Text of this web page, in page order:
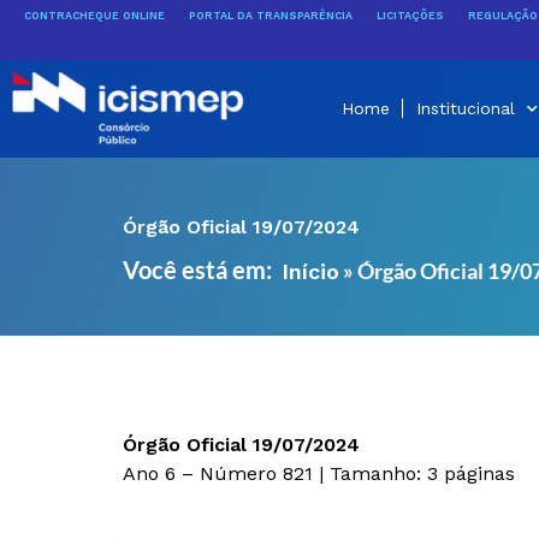
conteúdo
CONTRACHEQUE ONLINE PORTAL DA TRANSPARÊNCIA LICITAÇÕES
Home Institucional
Órgão Oficial 19/07/2024
Você está em: Início »Órgão Oficial 19/
Órgão Oficial 19/07/2024
Ano 6 – Número 821 | Tamanho: 3 páginas